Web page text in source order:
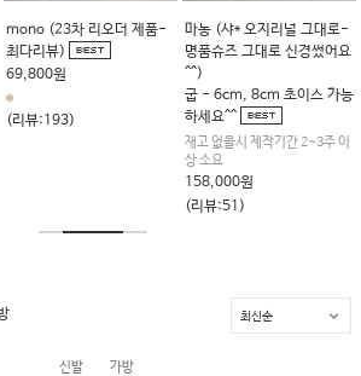
-
black나크 (2026년 드디어
입고~!)
54,800원
(리뷰:4)
비네스 (명품퀄리티-신세
적인 착용감)
상 소요
149,000원
(리뷰:52)
신발 가방